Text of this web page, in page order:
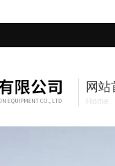
网站
Home